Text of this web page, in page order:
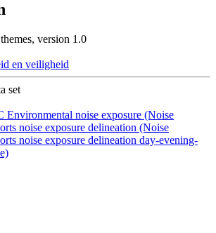
version 1.0
en veiligheid
set
Environmental noise exposure (Noise
noise exposure delineation (Noise
noise exposure delineation day-evening-